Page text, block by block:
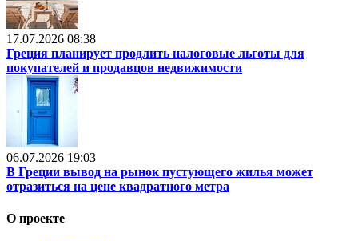
17.07.2026 08:38
Греция планирует продлить налоговые льготы для
покупателей и продавцов недвижимости
06.07.2026 19:03
В Греции вывод на рынок пустующего жилья может
отразиться на цене квадратного метра
О проекте